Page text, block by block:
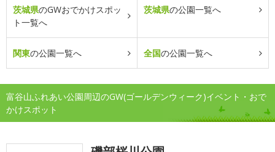
茨城県のGWおでかけスポッ
ト一覧へ
茨城県の公園一覧へ
関東の公園一覧へ 全国の公園一覧へ
富谷山ふれあい公園周辺のGW(ゴールデンウィーク)イベント・おで
かけスポット